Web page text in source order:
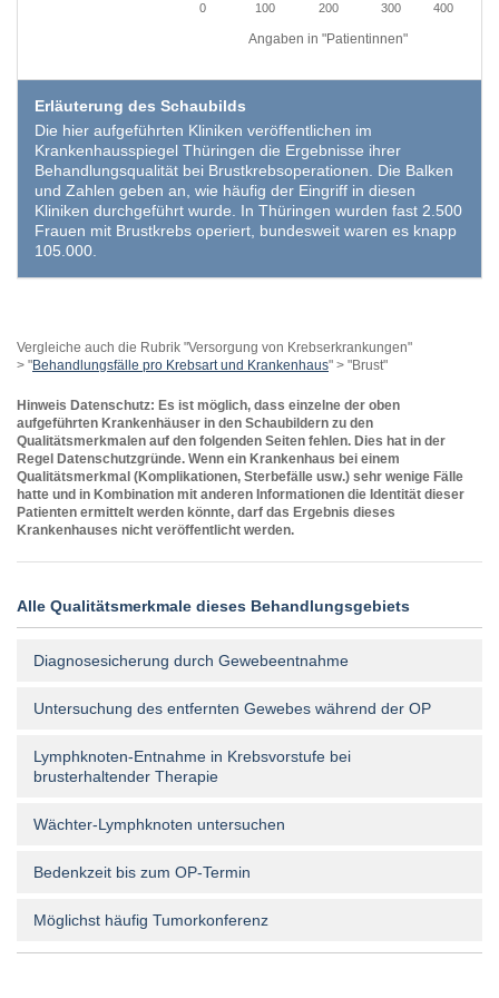
Angaben in "Patientinnen"
0 100 200 300 400
Erläuterung des Schaubilds
Die hier aufgeführten Kliniken veröffentlichen im
Krankenhausspiegel Thüringen die Ergebnisse ihrer
Behandlungsqualität bei Brustkrebsoperationen. Die Balken
und Zahlen geben an, wie häufig der Eingriff in diesen
Kliniken durchgeführt wurde. In Thüringen wurden fast 2.500
Frauen mit Brustkrebs operiert, bundesweit waren es knapp
105.000.
Vergleiche auch die Rubrik "Versorgung von Krebserkrankungen"
> "Behandlungsfälle pro Krebsart und Krankenhaus" > "Brust"
Hinweis Datenschutz: Es ist möglich, dass einzelne der oben
aufgeführten Krankenhäuser in den Schaubildern zu den
Qualitätsmerkmalen auf den folgenden Seiten fehlen. Dies hat in der
Regel Datenschutzgründe. Wenn ein Krankenhaus bei einem
Qualitätsmerkmal (Komplikationen, Sterbefälle usw.) sehr wenige Fälle
hatte und in Kombination mit anderen Informationen die Identität dieser
Patienten ermittelt werden könnte, darf das Ergebnis dieses
Krankenhauses nicht veröffentlicht werden.
Alle Qualitätsmerkmale dieses Behandlungsgebiets
Diagnosesicherung durch Gewebeentnahme
Untersuchung des entfernten Gewebes während der OP
Lymphknoten-Entnahme in Krebsvorstufe bei
brusterhaltender Therapie
Wächter-Lymphknoten untersuchen
Bedenkzeit bis zum OP-Termin
Möglichst häufig Tumorkonferenz
EXTERNE MEDIEN
Um Inhalte von Videoplattformen und Social Media
Plattformen anzeigen zu können, werden von
diesen externen Medien Cookies gesetzt.
YouTube